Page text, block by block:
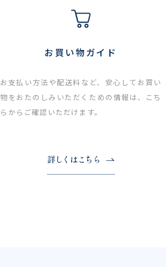
お買い物ガイド
お支払い方法や配送料など、安心してお買い
物をおたのしみいただくための情報は、こち
らからご確認いただけます。
詳しくはこちら